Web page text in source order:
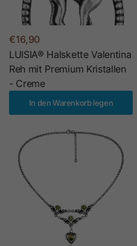
€16,90
LUISIA® Halskette Valentina
Reh mit Premium Kristallen
- Creme
In den Warenkorb legen